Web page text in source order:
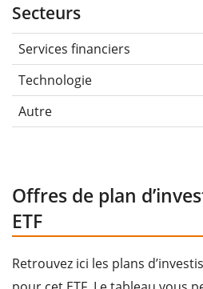
Secteurs
Services financiers
Technologie
Autre
Offres de plan
ETF
Retrouvez ici les plans